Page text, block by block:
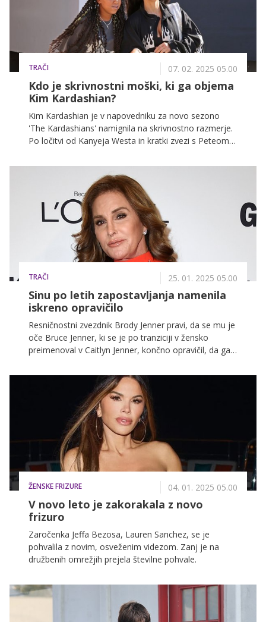
TRAČI 07. 02. 2025 05.00
Kdo je skrivnostni moški, ki ga objema
Kim Kardashian?
Kim Kardashian je v napovedniku za novo sezono
'The Kardashians' namignila na skrivnostno razmerje.
Po ločitvi od Kanyeja Westa in kratki zvezi s Peteom
samska.
TRAČI 25. 01. 2025 05.00
Sinu po letih zapostavljanja namenila
iskreno opravičilo
Resničnostni zvezdnik Brody Jenner pravi, da se mu je
oče Bruce Jenner, ki se je po tranziciji v žensko
preimenoval v Caitlyn Jenner, končno opravičil, da ga
zgolj opravičilo dovolj za zgladitev njunega odnosa?
ŽENSKE FRIZURE 04. 01. 2025 05.00
V novo leto je zakorakala z novo
frizuro
Zaročenka Jeffa Bezosa, Lauren Sanchez, se je
pohvalila z novim, osveženim videzom. Zanj je na
družbenih omrežjih prejela številne pohvale.